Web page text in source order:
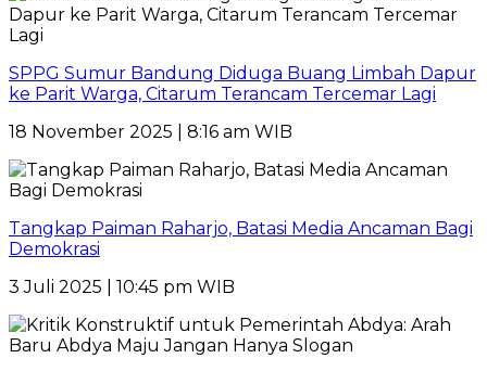
SPPG Sumur Bandung Diduga Buang Limbah Dapur
ke Parit Warga, Citarum Terancam Tercemar Lagi
18 November 2025 | 8:16 am WIB
Tangkap Paiman Raharjo, Batasi Media Ancaman Bagi
Demokrasi
3 Juli 2025 | 10:45 pm WIB